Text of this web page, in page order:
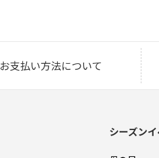
お支払い方法について
シーズン